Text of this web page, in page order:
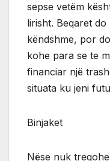
sepse vetëm
lirisht. Beqaret
këndshme, por
kohe para se te
financiar një
situata ku jeni
Binjaket
Nëse nuk